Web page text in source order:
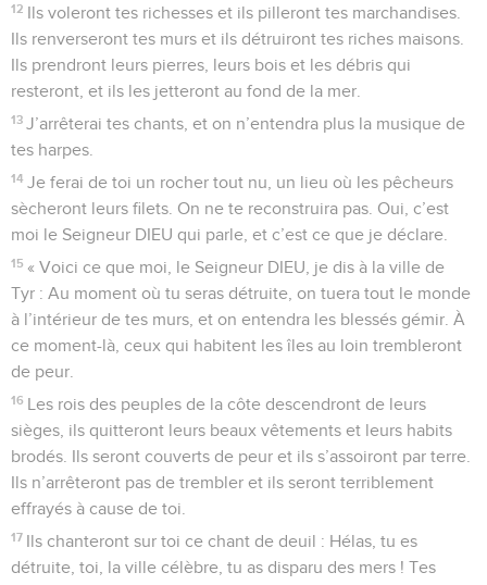
12 Ils voleront tes richesses et ils pilleront tes marchandises.
Ils renverseront tes murs et ils détruiront tes riches maisons.
Ils prendront leurs pierres, leurs bois et les débris qui
resteront, et ils les jetteront au fond de la mer.
13 J’arrêterai tes chants, et on n’entendra plus la musique de
tes harpes.
14 Je ferai de toi un rocher tout nu, un lieu où les pêcheurs
sècheront leurs filets. On ne te reconstruira pas. Oui, c’est
moi le Seigneur DIEU qui parle, et c’est ce que je déclare.
15 « Voici ce que moi, le Seigneur DIEU, je dis à la ville de
Tyr : Au moment où tu seras détruite, on tuera tout le monde
à l’intérieur de tes murs, et on entendra les blessés gémir. À
ce moment-là, ceux qui habitent les îles au loin trembleront
de peur.
16 Les rois des peuples de la côte descendront de leurs
sièges, ils quitteront leurs beaux vêtements et leurs habits
brodés. Ils seront couverts de peur et ils s’assoiront par terre.
Ils n’arrêteront pas de trembler et ils seront terriblement
effrayés à cause de toi.
17 Ils chanteront sur toi ce chant de deuil : Hélas, tu es
détruite, toi, la ville célèbre, tu as disparu des mers ! Tes